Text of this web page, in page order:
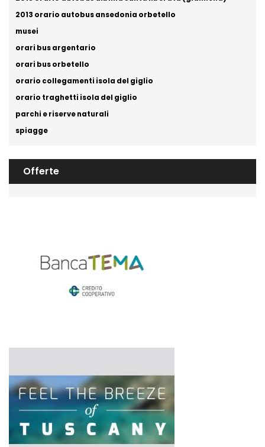
2013 orario autobus ansedonia orbetello
musei
orari bus argentario
orari bus orbetello
orario collegamenti isola del giglio
orario traghetti isola del giglio
parchi e riserve naturali
spiagge
Offerte